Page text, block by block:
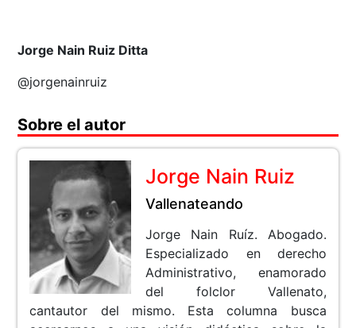
Jorge Nain Ruiz Ditta
@jorgenainruiz
Sobre el autor
Jorge Nain Ruiz
Vallenateando
Jorge Nain Ruíz. Abogado.
Especializado en derecho
Administrativo, enamorado
del folclor Vallenato,
cantautor del mismo. Esta columna busca